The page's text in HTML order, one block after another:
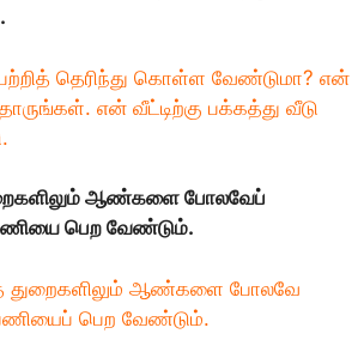
தெரிந்து கொள்ள வேண்டுமா? என்
என் வீட்டிற்கு பக்கத்து வீடு
ஆண்களை போலவேப்
பெற வேண்டும்.
ஆண்களை போலவே
பெற வேண்டும்.